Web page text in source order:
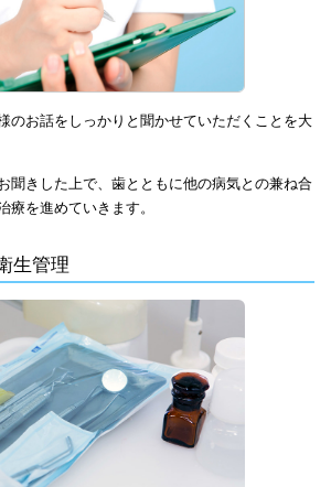
のお話をしっかりと聞かせていただくことを大
聞きした上で、歯とともに他の病気との兼ね合
療を進めていきます。
生管理